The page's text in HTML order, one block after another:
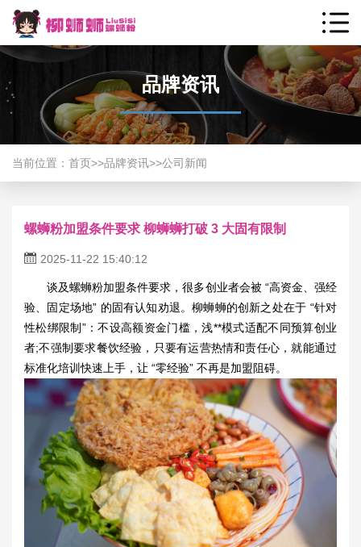
品牌资讯
当前位置： 首页>>品牌资讯>>公司新闻
螺蛳粉加盟条件要求 柳蛳蛳打破 3 大固有限制
2025-11-22 15:40:12
谈及螺蛳粉加盟条件要求，很多创业者会被 “高资金、强经
验、固定场地” 的固有认知劝退。柳蛳蛳的创新之处在于 “针对
性松绑限制”：不设高额资金门槛，浅**模式适配不同预算创业
者;不强制要求餐饮经验，只要有运营热情和责任心，就能通过
标准化培训快速上手，让 “零经验” 不再是加盟阻碍。